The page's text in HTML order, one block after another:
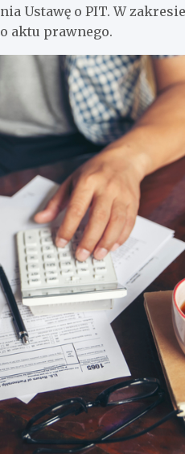
Ustawę o PIT. W
aktu prawnego.